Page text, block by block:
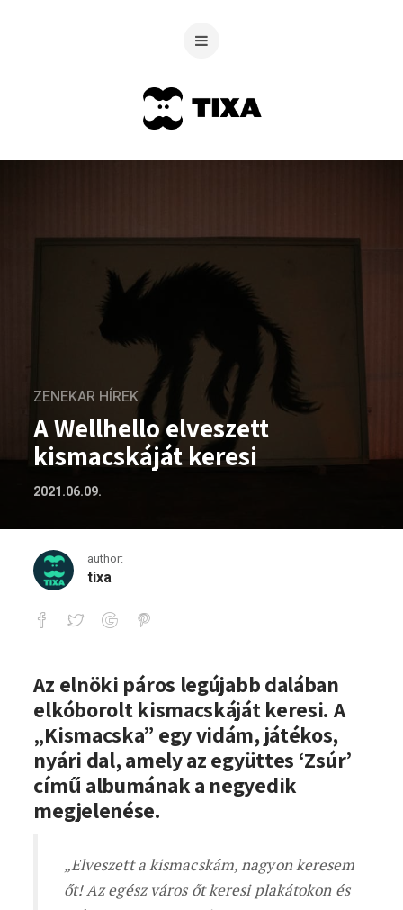
ZENEKAR HÍREK
A Wellhello elveszett
kismacskáját keresi
2021.06.09.
author:
tixa
A Wellhello elveszett kismacskáját
Az elnöki páros legújabb dalában
elkóborolt kismacskáját keresi. A
„Kismacska” egy vidám, játékos,
nyári dal, amely az együttes ‘Zsúr’
című albumának a negyedik
megjelenése.
„Elveszett a kismacskám, nagyon keresem
őt! Az egész város őt keresi plakátokon és